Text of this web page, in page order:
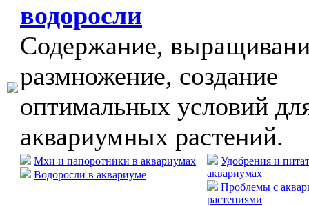
водоросли
Содержание,
размножение, создание
оптимальных условий
аквариумных растений.
Мхи и папоротники в аквариумах
Водоросли в аквариуме
Удобрения и
аквариумах
Проблемы с
растениями